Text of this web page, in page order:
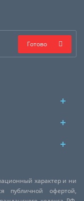
Готово
характер и ни
публичной офертой,